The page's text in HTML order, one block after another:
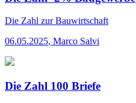
Die Zahl zur Bauwirtschaft
06.05.2025, Marco Salvi
Die Zahl 100 Briefe